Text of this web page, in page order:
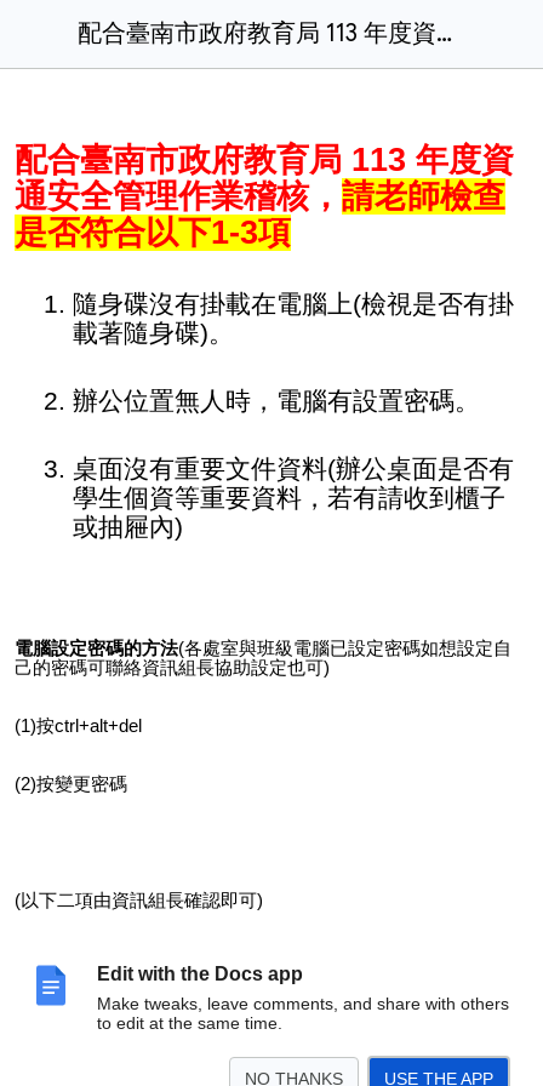
Edit with the Docs app
Make tweaks, leave comments, and share with others
to edit at the same time.
NO THANKS USE THE APP
配合臺南市政府教育局 113 年度資通安全管理作業稽核，請老師檢查是否符合以下1-3項
配合臺南市政府教育局 113 年度資
通安全管理作業稽核， 請老師檢查
是否符合以下1-3項
1. 隨身碟沒有掛載在電腦上(檢視是否有掛
載著隨身碟)。
2. 辦公位置無人時，電腦有設置密碼。
3. 桌面沒有重要文件資料(辦公桌面是否有
學生個資等重要資料，若有請收到櫃子
或抽屜內)
電腦設定密碼的方法(各處室與班級電腦已設定密碼如想設定自
己的密碼可聯絡資訊組長協助設定也可)
(1)按ctrl+alt+del
(2)按變更密碼
(以下二項由資訊組長確認即可)
順利連線。)
為「海康威視 HIKVISION」